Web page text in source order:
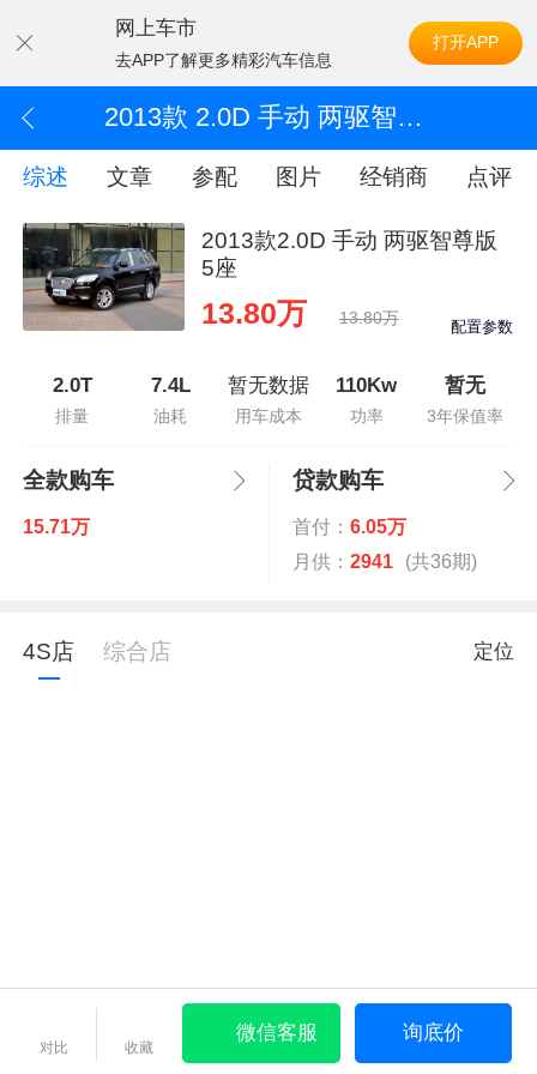
网上车市
去APP了解更多精彩汽车信息
打开APP
2013款 2.0D 手动 两驱智尊版 5座
综述 文章 参配 图片 经销商 点评
2013款2.0D 手动 两驱智尊版
5座
13.80万 13.80万 配置参数
2.0T
排量
7.4L
油耗
暂无数据
用车成本
110Kw
功率
暂无
3年保值率
全款购车
15.71万
贷款购车
首付： 6.05万
月供： 2941 (共36期)
4S店 综合店 定位
对比 收藏
微信客服 询底价